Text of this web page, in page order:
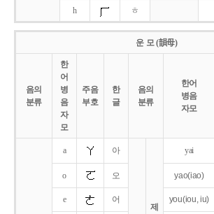
h ㅎ
운 모 (韻母)
음의
분류
한
어
병
음
자
모
주음
부호
한
글
음의
분류
한어
병음
자모
a 아
제
yai
o 오 yao(iao)
e 어 you(iou,iu)